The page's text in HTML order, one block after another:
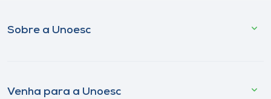
Sobre a Unoesc
Venha para a Unoesc